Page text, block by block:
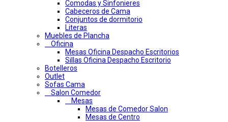
Comodas y Sinfonieres
Cabeceros de Cama
Conjuntos de dormitorio
Literas
Muebles de Plancha
Oficina
Mesas Oficina Despacho Escritorios
Sillas Oficina Despacho Escritorio
Botelleros
Outlet
Sofas Cama
Salon Comedor
Mesas
Mesas de Comedor Salon
Mesas de Centro